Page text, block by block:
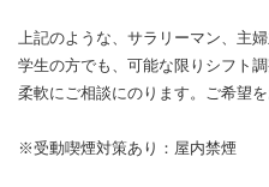
上記のような、サラリーマン、主
学生の方でも、可能な限りシフト
柔軟にご相談にのります。ご希望
※受動喫煙対策あり：屋内禁煙